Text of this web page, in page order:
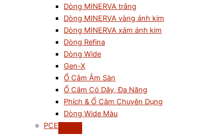
Dòng MINERVA trắng
Dòng MINERVA vàng ánh kim
Dòng MINERVA xám ánh kim
Dòng Refina
Dòng Wide
Gen-X
Ổ Cắm Âm Sàn
Ổ Cắm Có Dây, Đa Năng
Phích & Ổ Cắm Chuyên Dụng
Dòng Wide Màu
PCE